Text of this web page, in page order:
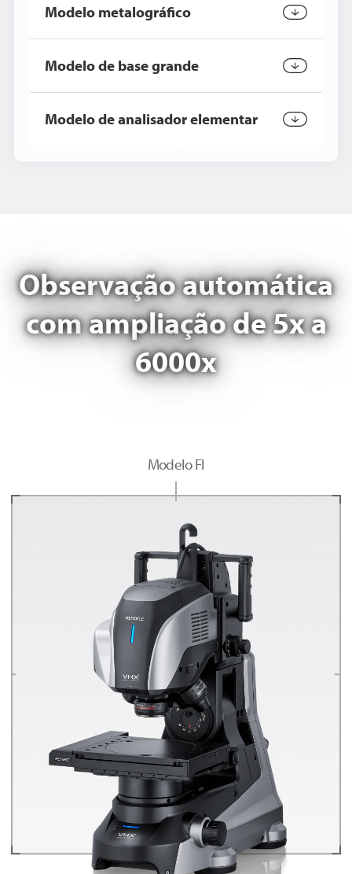
Modelo metalográfico
Modelo de base grande
Modelo de analisador elementar
Observação automática
comampliação de 5x a
6000x
Modelo FI